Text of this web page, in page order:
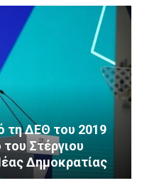
πυροσβέστες στα
ΝΔ και τη 2η